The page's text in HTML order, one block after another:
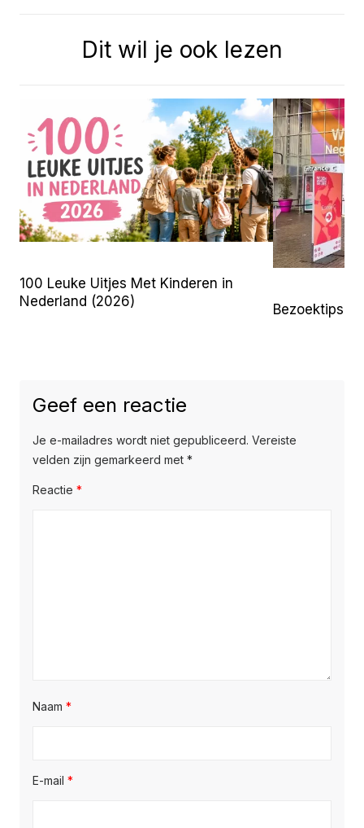
Dit wil je ook lezen
100 Leuke Uitjes Met Kinderen in
Nederland (2026)
Bezoektips
Geef een reactie
Je e-mailadres wordt niet gepubliceerd. Vereiste
velden zijn gemarkeerd met *
Reactie *
Naam *
E-mail *